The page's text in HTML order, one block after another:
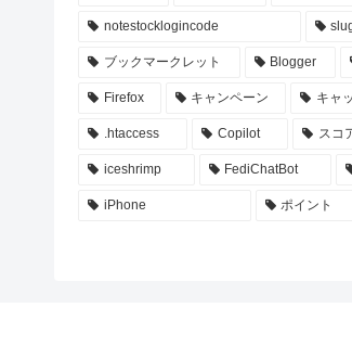
notestocklogincode
ブックマークレット Blogger
Firefox キャンペーン キャ
.htaccess Copilot スコ
iceshrimp FediChatBot
iPhone ポイント